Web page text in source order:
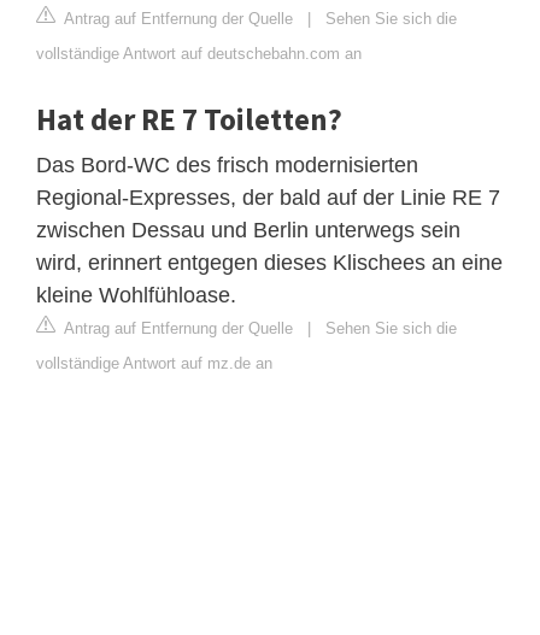
Antrag auf Entfernung der Quelle | Sehen Sie sich die
vollständige Antwort auf deutschebahn.com an
Hat der RE 7 Toiletten?
Das Bord-WC des frisch modernisierten
Regional-Expresses, der bald auf der Linie RE 7
zwischen Dessau und Berlin unterwegs sein
wird, erinnert entgegen dieses Klischees an eine
kleine Wohlfühloase.
Antrag auf Entfernung der Quelle | Sehen Sie sich die
vollständige Antwort auf mz.de an